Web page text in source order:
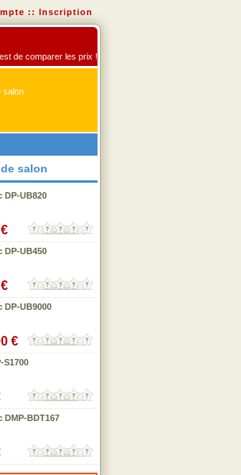
:: Inscription
de comparer les prix !
salon
salon
DP-UB820
DP-UB450
DP-UB9000
€
S1700
DMP-BDT167